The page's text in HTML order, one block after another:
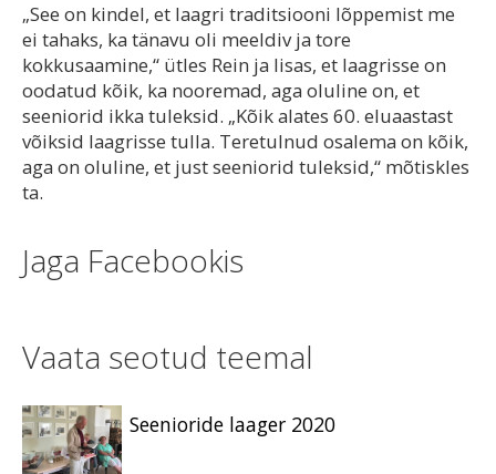
„See on kindel, et laagri traditsiooni lõppemist me
ei tahaks, ka tänavu oli meeldiv ja tore
kokkusaamine,“ ütles Rein ja lisas, et laagrisse on
oodatud kõik, ka nooremad, aga oluline on, et
seeniorid ikka tuleksid. „Kõik alates 60. eluaastast
võiksid laagrisse tulla. Teretulnud osalema on kõik,
aga on oluline, et just seeniorid tuleksid,“ mõtiskles
ta.
Jaga Facebookis
Vaata seotud teemal
Seenioride laager 2020